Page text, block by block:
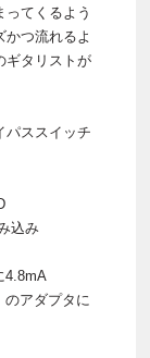
ってくるよう
つ流れるよ
ギタリストが
パススイッチ
込み
4.8mA
のアダプタに